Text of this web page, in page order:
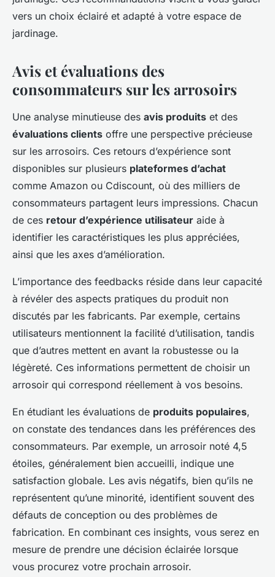
vers un choix éclairé et adapté à votre espace de
jardinage.
Avis et évaluations des
consommateurs sur les arrosoirs
Une analyse minutieuse des avis produits et des
évaluations clients offre une perspective précieuse
sur les arrosoirs. Ces retours d’expérience sont
disponibles sur plusieurs plateformes d’achat
comme Amazon ou Cdiscount, où des milliers de
consommateurs partagent leurs impressions. Chacun
de ces retour d’expérience utilisateur aide à
identifier les caractéristiques les plus appréciées,
ainsi que les axes d’amélioration.
L’importance des feedbacks réside dans leur capacité
à révéler des aspects pratiques du produit non
discutés par les fabricants. Par exemple, certains
utilisateurs mentionnent la facilité d’utilisation, tandis
que d’autres mettent en avant la robustesse ou la
légèreté. Ces informations permettent de choisir un
arrosoir qui correspond réellement à vos besoins.
En étudiant les évaluations de produits populaires,
on constate des tendances dans les préférences des
consommateurs. Par exemple, un arrosoir noté 4,5
étoiles, généralement bien accueilli, indique une
satisfaction globale. Les avis négatifs, bien qu’ils ne
représentent qu’une minorité, identifient souvent des
défauts de conception ou des problèmes de
fabrication. En combinant ces insights, vous serez en
mesure de prendre une décision éclairée lorsque
vous procurez votre prochain arrosoir.